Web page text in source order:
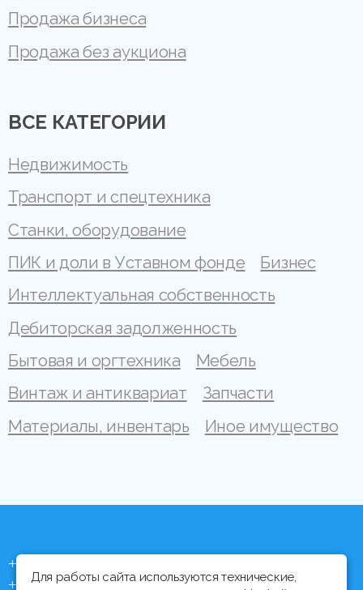
Продажа бизнеса
Продажа без аукциона
ВСЕ КАТЕГОРИИ
Недвижимость
Транспорт и спецтехника
Станки, оборудование
ПИК и доли в Уставном фонде
Бизнес
Интеллектуальная собственность
Дебиторская задолженность
Бытовая и оргтехника
Мебель
Винтаж и антиквариат
Запчасти
Материалы, инвентарь
Иное имущество
+375 (44) 704 92 06
+375 (17) 373 21 33
Для работы сайта используются технические,